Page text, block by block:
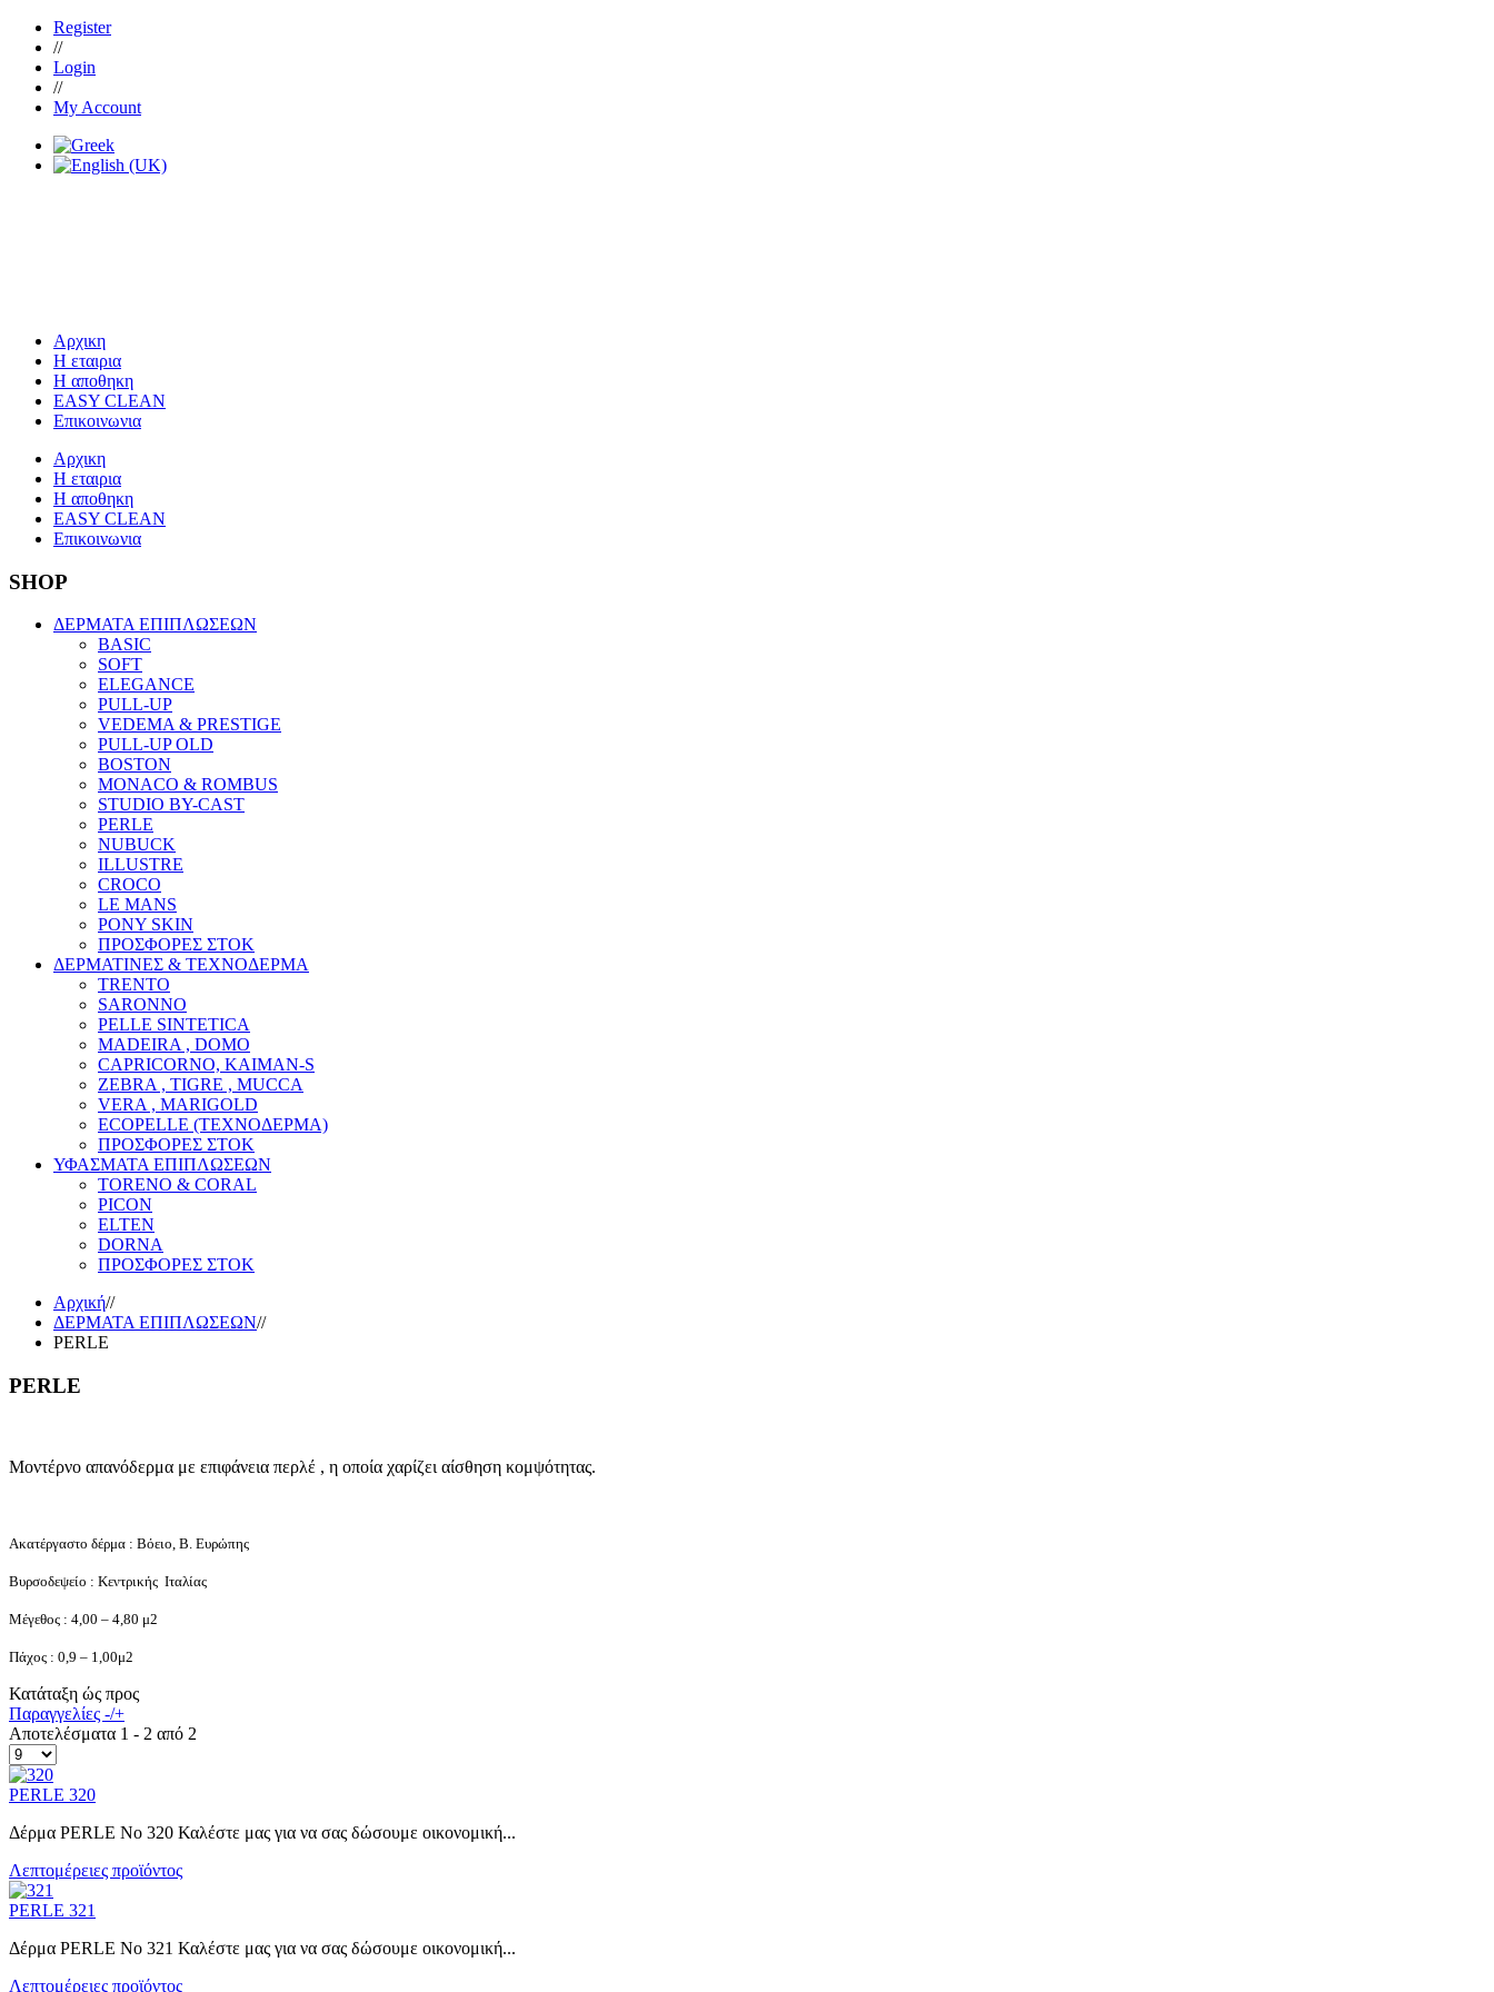
Register
//
Login
//
My Account
Αρχικη
Η εταιρια
Η αποθηκη
EASY CLEAN
Επικοινωνια
Αρχικη
Η εταιρια
Η αποθηκη
EASY CLEAN
Επικοινωνια
SHOP
ΔΕΡΜΑΤΑ ΕΠΙΠΛΩΣΕΩΝ
BASIC
SOFT
ELEGANCE
PULL-UP
VEDEMA & PRESTIGE
PULL-UP OLD
BOSTON
MONACO & ROMBUS
STUDIO BY-CAST
PERLE
NUBUCK
ILLUSTRE
CROCO
LE MANS
PONY SKIN
ΠΡΟΣΦΟΡΕΣ ΣΤΟΚ
ΔΕΡΜΑΤΙΝΕΣ & ΤΕΧΝΟΔΕΡΜΑ
TRENTO
SARONNO
PELLE SINTETICA
MADEIRA , DOMO
CAPRICORNO, KAIMAN-S
ZEBRA , TIGRE , MUCCA
VERA , MARIGOLD
ECOPELLE (ΤΕΧΝΟΔΕΡΜΑ)
ΠΡΟΣΦΟΡΕΣ ΣΤΟΚ
ΥΦΑΣΜΑΤΑ ΕΠΙΠΛΩΣΕΩΝ
TORENO & CORAL
PICON
ELTEN
DORNA
ΠΡΟΣΦΟΡΕΣ ΣΤΟΚ
Αρχική//
ΔΕΡΜΑΤΑ ΕΠΙΠΛΩΣΕΩΝ//
PERLE
PERLE
Μοντέρνο απανόδερμα με επιφάνεια περλέ , η οποία χαρίζει αίσθηση κομψότητας.
Ακατέργαστο δέρμα : Βόειο, Β. Ευρώπης
Βυρσοδεψείο : Κεντρικής Ιταλίας
Μέγεθος : 4,00 – 4,80 μ2
Πάχος : 0,9 – 1,00μ2
Κατάταξη ώς προς
Παραγγελίες -/+
Αποτελέσματα 1 - 2 από 2
PERLE 320
Δέρμα PERLE No 320 Καλέστε μας για να σας δώσουμε οικονομική...
Λεπτομέρειες προϊόντος
PERLE 321
Δέρμα PERLE No 321 Καλέστε μας για να σας δώσουμε οικονομική...
Λεπτομέρειες προϊόντος